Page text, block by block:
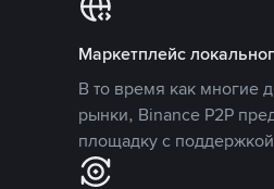
Маркетплейс
В то время как многие
рынки, Binance P2P
площадку с